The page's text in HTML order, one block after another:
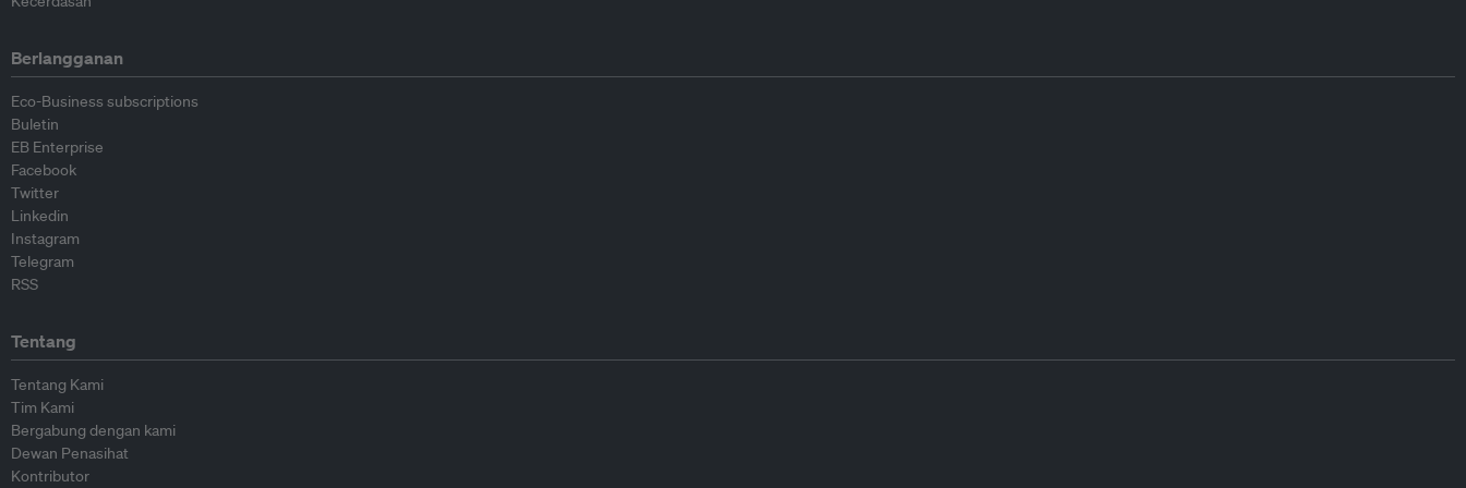
Berlangganan
Eco-Business subscriptions
Buletin
EB Enterprise
Facebook
Twitter
Linkedin
Instagram
Telegram
RSS
Tentang
Tentang Kami
Tim Kami
Bergabung dengan kami
Dewan Penasihat
Kontributor